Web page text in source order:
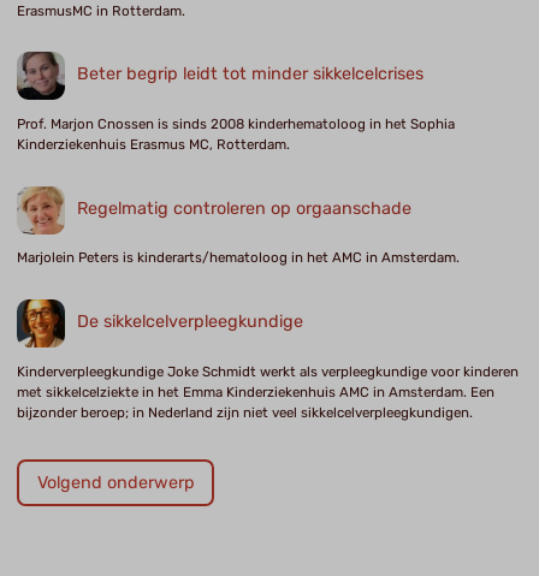
ErasmusMC in Rotterdam.
Beter begrip leidt tot minder sikkelcelcrises
Prof. Marjon Cnossen is sinds 2008 kinderhematoloog in het Sophia
Kinderziekenhuis Erasmus MC, Rotterdam.
Regelmatig controleren op orgaanschade
Marjolein Peters is kinderarts/hematoloog in het AMC in Amsterdam.
De sikkelcelverpleegkundige
Kinderverpleegkundige Joke Schmidt werkt als verpleegkundige voor kinderen
met sikkelcelziekte in het Emma Kinderziekenhuis AMC in Amsterdam. Een
bijzonder beroep; in Nederland zijn niet veel sikkelcelverpleegkundigen.
Volgend onderwerp